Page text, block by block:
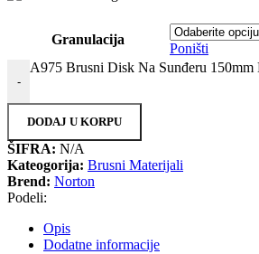
Granulacija
Poništi
-
A975 Brusni Disk Na Sunđeru
DODAJ U KORPU
ŠIFRA: N/A
Kateogorija: Brusni Materijali
Brend: Norton
Podeli:
Opis
Dodatne informacije